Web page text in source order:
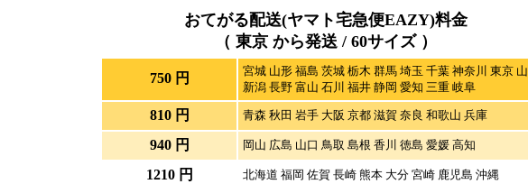
おてがる配送(ヤマト宅急便EAZY)料金
（ 東京 から発送 / 60サイズ ）
750 円
宮城 山形 福島 茨城 栃木 群馬 埼玉 千葉 神奈川 東京
新潟 長野 富山 石川 福井 静岡 愛知 三重 岐阜
810 円 青森 秋田 岩手 大阪 京都 滋賀 奈良 和歌山 兵庫
940 円 岡山 広島 山口 鳥取 島根 香川 徳島 愛媛 高知
1210 円 北海道 福岡 佐賀 長崎 熊本 大分 宮崎 鹿児島 沖縄